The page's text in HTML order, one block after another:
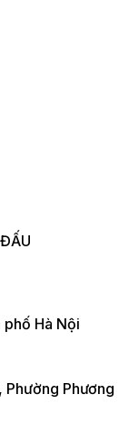
Hà Nội
Phường Phương